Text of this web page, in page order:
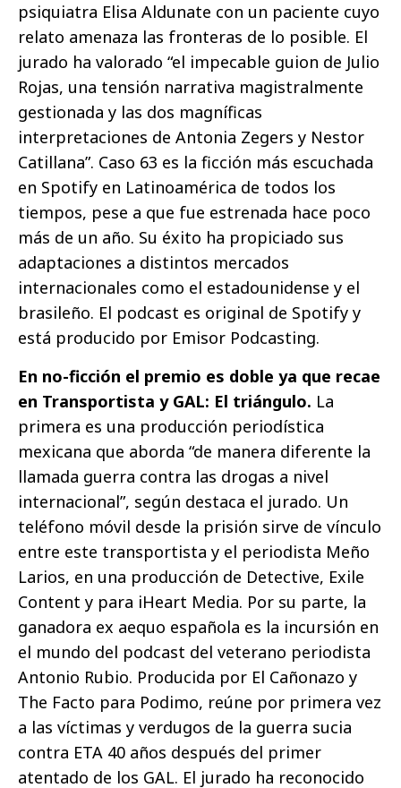
psiquiatra Elisa Aldunate con un paciente cuyo
relato amenaza las fronteras de lo posible. El
jurado ha valorado “el impecable guion de Julio
Rojas, una tensión narrativa magistralmente
gestionada y las dos magníficas
interpretaciones de Antonia Zegers y Nestor
Catillana”. Caso 63 es la ficción más escuchada
en Spotify en Latinoamérica de todos los
tiempos, pese a que fue estrenada hace poco
más de un año. Su éxito ha propiciado sus
adaptaciones a distintos mercados
internacionales como el estadounidense y el
brasileño. El podcast es original de Spotify y
está producido por Emisor Podcasting.
En no-ficción el premio es doble ya que recae
en Transportista y GAL: El triángulo. La
primera es una producción periodística
mexicana que aborda “de manera diferente la
llamada guerra contra las drogas a nivel
internacional”, según destaca el jurado. Un
teléfono móvil desde la prisión sirve de vínculo
entre este transportista y el periodista Meño
Larios, en una producción de Detective, Exile
Content y para iHeart Media. Por su parte, la
ganadora ex aequo española es la incursión en
el mundo del podcast del veterano periodista
Antonio Rubio. Producida por El Cañonazo y
The Facto para Podimo, reúne por primera vez
a las víctimas y verdugos de la guerra sucia
contra ETA 40 años después del primer
atentado de los GAL. El jurado ha reconocido